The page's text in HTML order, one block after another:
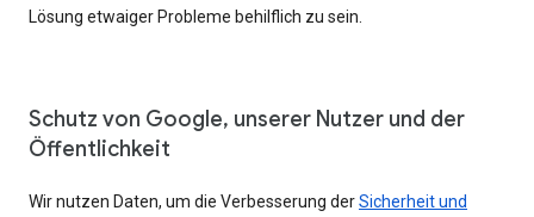
Lösung etwaiger Probleme behilflich zu sein.
Schutz von Google, unserer Nutzer und der
Öffentlichkeit
Wir nutzen Daten, um die Verbesserung derSicherheit und